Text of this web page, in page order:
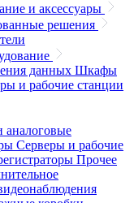
и аксессуары
решения
данных Шкафы
и рабочие станции
аналоговые
Серверы и рабочие
Прочее